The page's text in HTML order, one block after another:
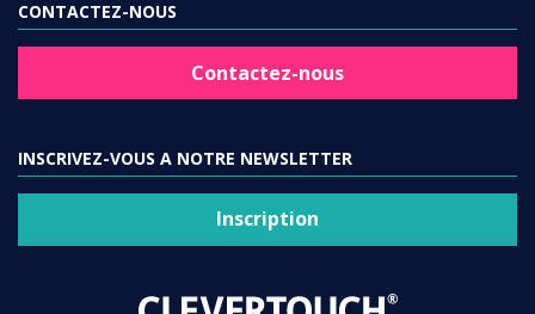
CONTACTEZ-NOUS
Contactez-nous
INSCRIVEZ-VOUS A NOTRE NEWSLETTER
Inscription